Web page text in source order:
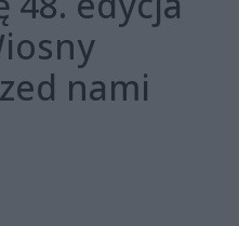
nami